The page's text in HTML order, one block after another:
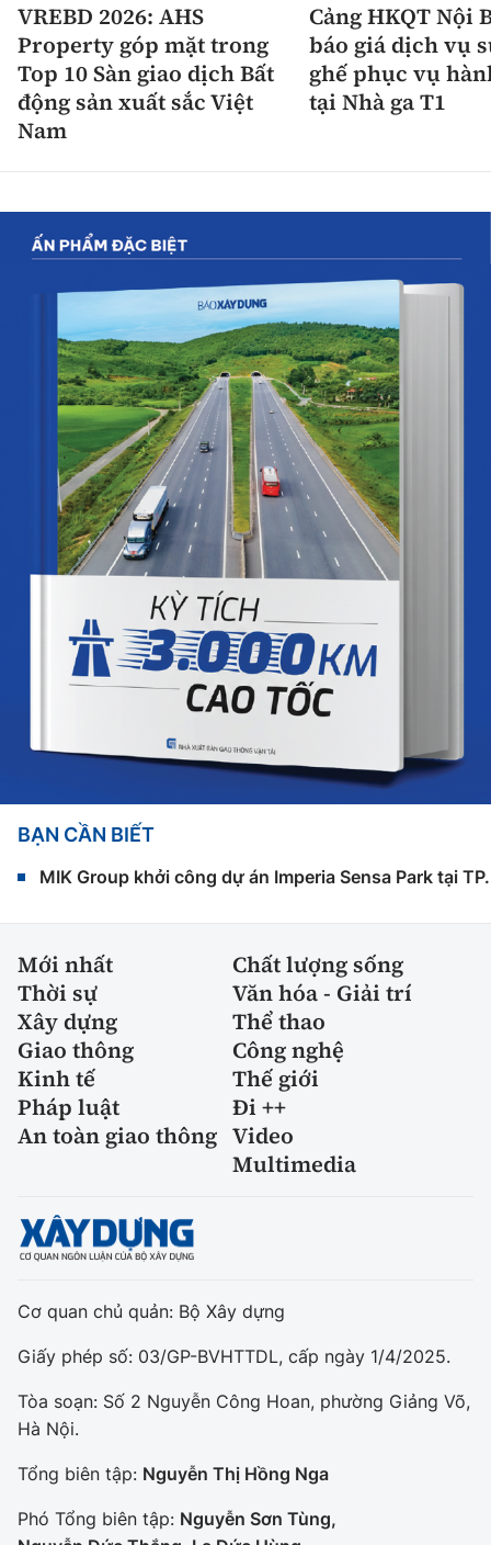
VREBD 2026: AHS
Property góp mặt trong
Top 10 Sàn giao dịch Bất
động sản xuất sắc Việt
Nam
Cảng HKQT Nội
báo giá dịch vụ
ghế phục vụ
tại Nhà ga T1
BẠN CẦN BIẾT
MIK Group khởi công dự án Imperia Sensa Park tại
Mới nhất
Chất lượng sống
Thời sự
Văn hóa - Giải trí
Xây dựng
Thể thao
Giao thông
Công nghệ
Kinh tế
Thế giới
Pháp luật
Đi ++
An toàn giao thông Video
Multimedia
Cơ quan chủ quản: Bộ Xây dựng
Giấy phép số: 03/GP-BVHTTDL, cấp ngày 1/4/2025.
Tòa soạn: Số 2 Nguyễn Công Hoan, phường Giảng Võ,
Hà Nội.
Tổng biên tập: Nguyễn Thị Hồng Nga
Phó Tổng biên tập: Nguyễn Sơn Tùng,